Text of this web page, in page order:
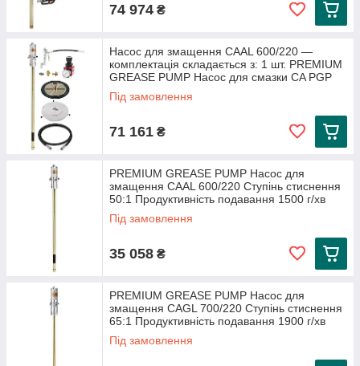
74 974 ₴
Насос для змащення CAAL 600/220 —
комплектація складається з: 1 шт. PREMIUM
GREASE PUMP Насос для смазки CA PGP
Під замовлення
71 161 ₴
PREMIUM GREASE PUMP Насос для
змащення CAAL 600/220 Ступінь стиснення
50:1 Продуктивність подавання 1500 г/хв
Під замовлення
35 058 ₴
PREMIUM GREASE PUMP Насос для
змащення CAGL 700/220 Ступінь стиснення
65:1 Продуктивність подавання 1900 г/хв
Під замовлення